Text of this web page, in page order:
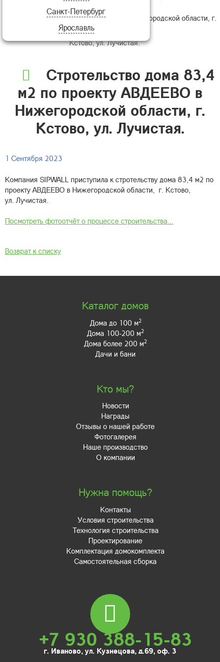
Санкт-Петербург
Ярославль
дома 83,4 м2 по проекту АВДЕЕВО в Нижегородской области, г.
Кстово, ул. Лучистая.
Стротельство дома 83,4
м2 по проекту АВДЕЕВО в
Нижегородской области, г.
Кстово, ул. Лучистая.
1 Сентября 2023
Компания SIPWALL приступила к стротельству дома 83,4 м2 по
проекту АВДЕЕВО в Нижегородской области, г. Кстово,
ул. Лучистая.
Посмотреть фотоотчёт о процессе строительства...
Возврат к списку
Каталог домов
Дома до 100 м2
Дома 100-200 м2
Дома более 200 м2
Дачи и бани
Кто мы?
Новости
Награды
Отзывы о нашей работе
Фотогалерея
Наше производство
О компании
Нужна помощь?
Контакты
Условия строительства
Технология строительства
Проектирование
Комплектация домокомплекта
Самостоятельная сборка
+7 930 388-15-83
г. Иваново, ул. Кузнецова, д.69, оф. 3